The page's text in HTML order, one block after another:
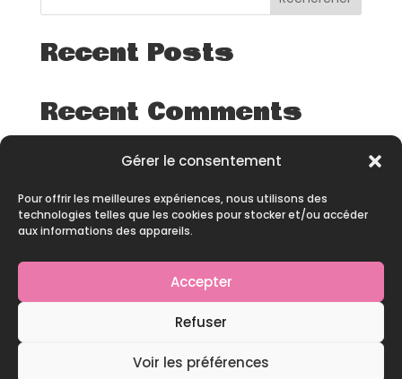
Gérer le consentement
Pour offrir les meilleures expériences, nous utilisons des
technologies telles que les cookies pour stocker et/ou accéder
aux informations des appareils.
Accepter
Refuser
Voir les préférences
Recent Posts
Recent Comments
© 2026 – All rights reserved – Site développé par